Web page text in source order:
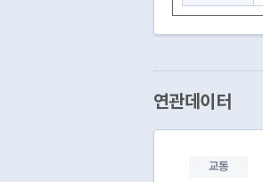
연관데이터
교통